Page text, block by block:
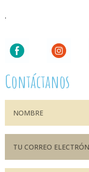
.
Contáctanos